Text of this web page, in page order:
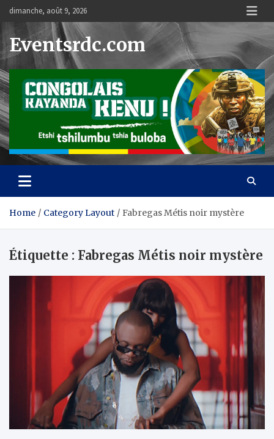
Skip
content
dimanche, août 9, 2026
Eventsrdc.com
Home Category Layout Fabregas Métis noir mystère
Étiquette : Fabregas Métis noir mystère